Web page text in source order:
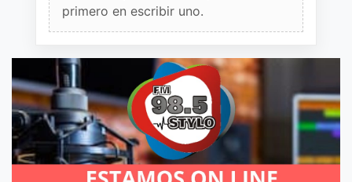
primero en escribir uno.